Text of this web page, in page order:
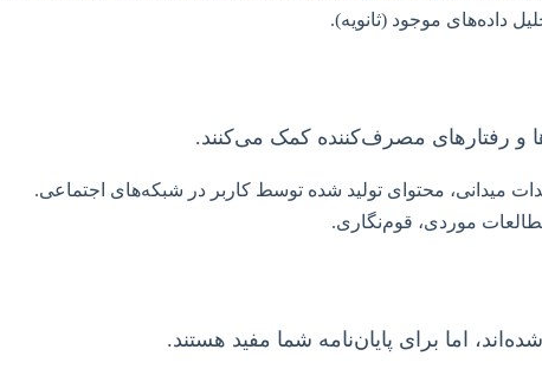
داده‌های موجود (ثانویه).
و رفتارهای مصرف‌کننده کمک می‌کنند.
میدانی، محتوای تولید شده توسط کاربر در شبکه‌های اجتماعی.
موردی، قوم‌نگاری.
اما برای پایان‌نامه شما مفید هستند.